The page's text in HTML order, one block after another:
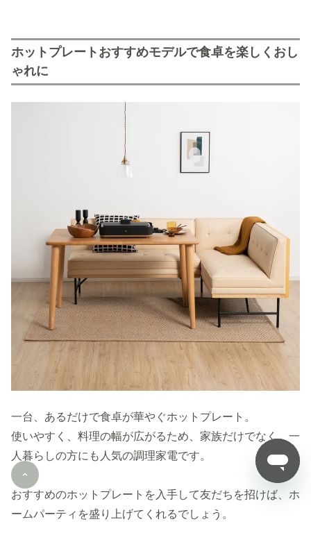
ホットプレートおすすめモデルで食卓を楽しくおし
ゃれに
一台、あるだけで食卓が華やぐホットプレート。
使いやすく、料理の幅が広がるため、家族だけでなく、一
人暮らしの方にも人気の調理家電です。
おすすめのホットプレートを入手して友だちを招けば、ホ
ームパーティを盛り上げてくれるでしょう。